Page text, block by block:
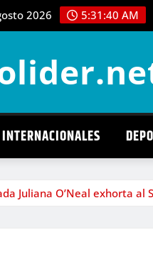
2026 5:31:42 AM
INTERNACIONALES
Juliana O’Neal exhorta al